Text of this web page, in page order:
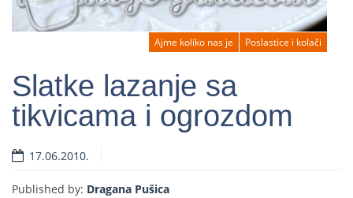
Ajme koliko nas je Poslastice i kolači
Slatke lazanje sa
tikvicama i ogrozdom
17.06.2010.
Published by: Dragana Pušica